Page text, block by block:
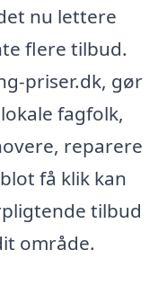
nu lettere
flere tilbud.
priser.dk, gør
fagfolk,
reparere
få klik kan
tilbud
område.